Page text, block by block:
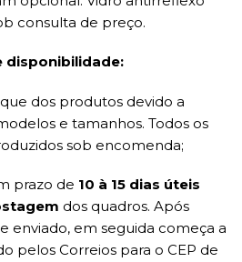
consulta de preço.
disponibilidade:
dos produtos devido a
e tamanhos. Todos os
sob encomenda;
prazo de 10 à 15 dias úteis
dos quadros. Após
enviado, em seguida começa a
pelos Correios para o CEP de